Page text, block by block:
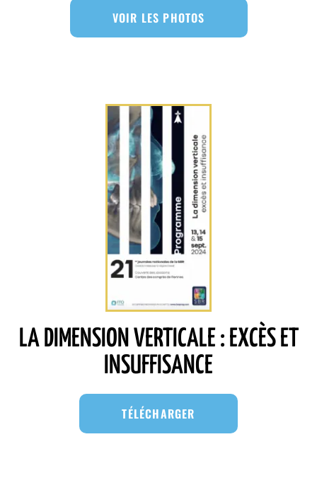
VOIR LES PHOTOS
LA DIMENSION VERTICALE : EXCÈS ET
INSUFFISANCE
TÉLÉCHARGER